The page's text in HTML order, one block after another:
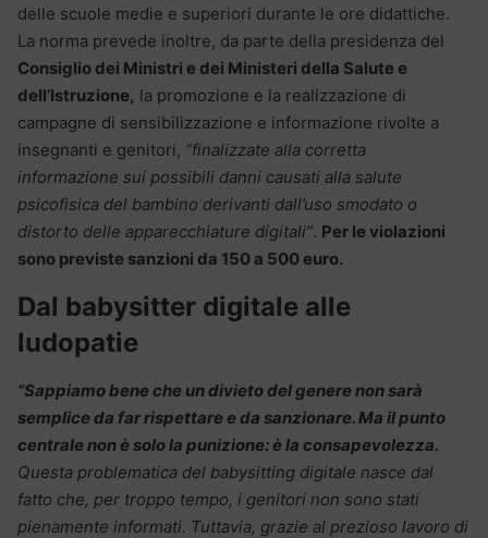
delle scuole medie e superiori durante le ore didattiche.
La norma prevede inoltre, da parte della presidenza del
Consiglio dei Ministri e dei Ministeri della Salute e
dell’Istruzione, la promozione e la realizzazione di
campagne di sensibilizzazione e informazione rivolte a
insegnanti e genitori, “finalizzate alla corretta
informazione sui possibili danni causati alla salute
psicofisica del bambino derivanti dall’uso smodato o
distorto delle apparecchiature digitali”. Per le violazioni
sono previste sanzioni da 150 a 500 euro.
Dal babysitter digitale alle
ludopatie
“Sappiamo bene che un divieto del genere non sarà
semplice da far rispettare e da sanzionare. Ma il punto
centrale non è solo la punizione: è la consapevolezza.
Questa problematica del babysitting digitale nasce dal
fatto che, per troppo tempo, i genitori non sono stati
pienamente informati. Tuttavia, grazie al prezioso lavoro di